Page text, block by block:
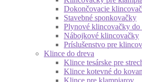
Dokončovacie
Stavebné sponkovačky
Plynové klincovačky do
Nábojkové klincovačky
Príslušenstvo pre
Klince do dreva
Klince tesárske pre
Klince kotevné do
Klince pre klampiarov